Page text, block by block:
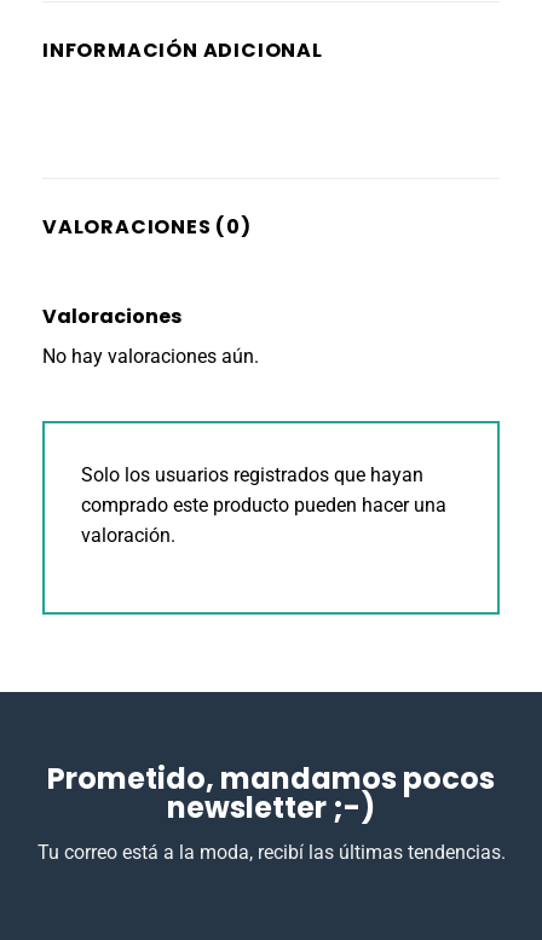
INFORMACIÓN ADICIONAL
VALORACIONES (0)
Valoraciones
No hay valoraciones aún.
Solo los usuarios registrados que hayan
comprado este producto pueden hacer una
valoración.
Prometido, mandamos pocos
newsletter ;-)
Tu correo está a la moda, recibí las últimas tendencias.